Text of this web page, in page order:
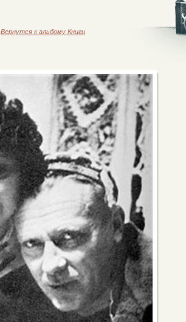
Вернутся к альбому Книги